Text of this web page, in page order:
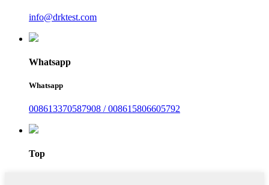
info@drktest.com
Whatsapp
Whatsapp
008613370587908 / 008615806605792
Top